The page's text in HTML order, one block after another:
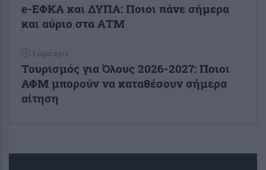
e-ΕΦΚΑ και ΔΥΠΑ: Ποιοι πάνε σήμερα
και αύριο στα ΑΤΜ
1 ώρα πριν
Τουρισμός για Όλους 2026-2027: Ποιοι
ΑΦΜ μπορούν να καταθέσουν σήμερα
αίτηση